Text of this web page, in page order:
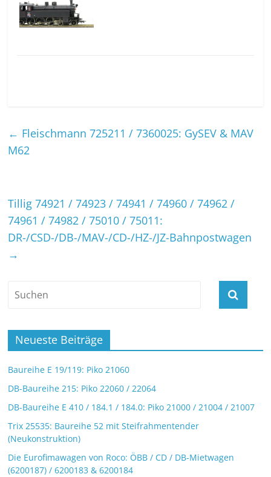
← Fleischmann 725211 / 7360025: GySEV & MAV
M62
Tillig 74921 / 74923 / 74941 / 74960 / 74962 /
74961 / 74982 / 75010 / 75011:
DR-/CSD-/DB-/MAV-/CD-/HZ-/JZ-Bahnpostwagen
→
Neueste Beiträge
Baureihe E 19/119: Piko 21060
DB-Baureihe 215: Piko 22060 / 22064
DB-Baureihe E 410 / 184.1 / 184.0: Piko 21000 / 21004 / 21007
Trix 25535: Baureihe 52 mit Steifrahmentender
(Neukonstruktion)
Die Eurofimawagen von Roco: ÖBB / CD / DB-Mietwagen
(6200187) / 6200183 & 6200184